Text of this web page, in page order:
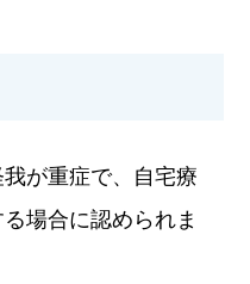
が重症で、自宅療
場合に認められま